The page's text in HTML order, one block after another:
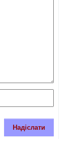
Надіслати